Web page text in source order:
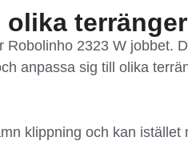
terränger
2323 W jobbet.
anpassa sig till olika
klippning och kan istället